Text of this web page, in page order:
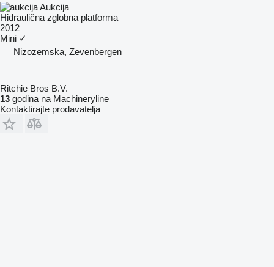
Aukcija
Hidraulična zglobna platforma
2012
Mini ✓
Nizozemska, Zevenbergen
Ritchie Bros B.V.
13 godina na Machineryline
Kontaktirajte prodavatelja